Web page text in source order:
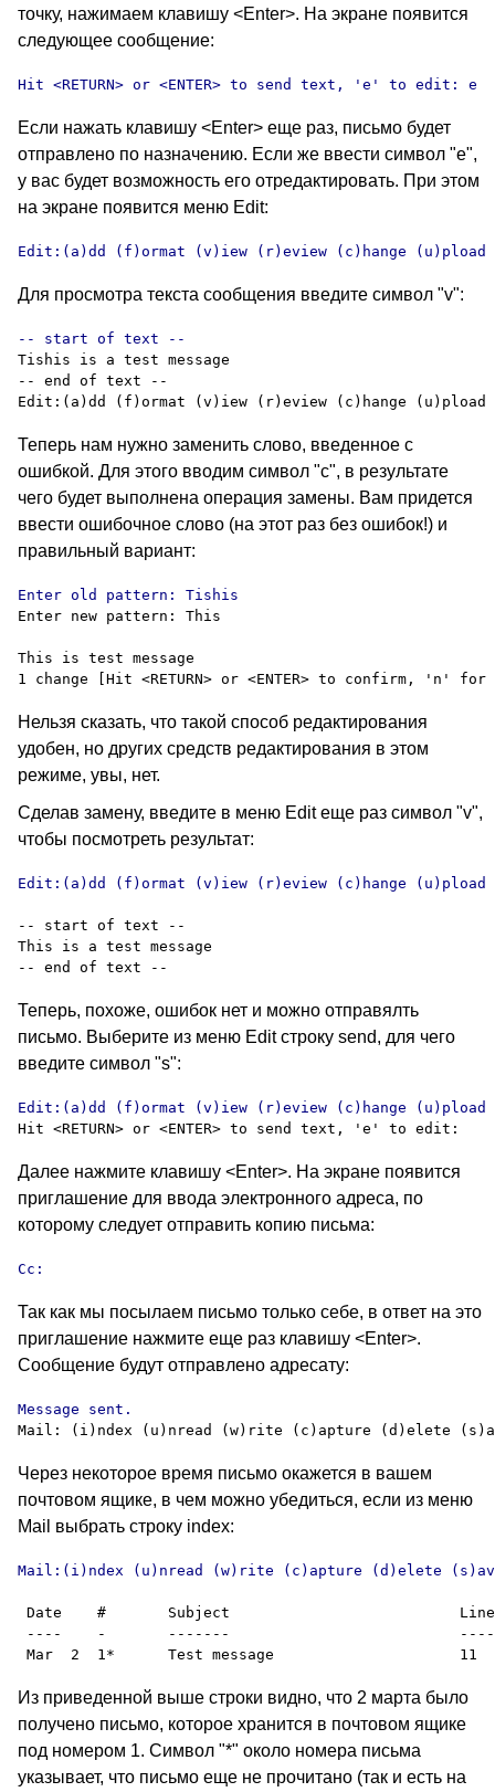
точку, нажимаем клавишу <Enter>. На экране появится
следующее сообщение:
Hit <RETURN> or <ENTER> to send text, 'e' to edit: e
Если нажать клавишу <Enter> еще раз, письмо будет
отправлено по назначению. Если же ввести символ "e",
у вас будет возможность его отредактировать. При этом
на экране появится меню Edit:
Edit:(a)dd (f)ormat (v)iew (r)eview (c)hange
Для просмотра текста сообщения введите символ "v":
Tishis is a test message
-- end of text --
Теперь нам нужно заменить слово, введенное с
ошибкой. Для этого вводим символ "c", в результате
чего будет выполнена операция замены. Вам придется
ввести ошибочное слово (на этот раз без ошибок!) и
правильный вариант:
Enter new pattern: This
This is test message
Нельзя сказать, что такой способ редактирования
удобен, но других средств редактирования в этом
режиме, увы, нет.
Сделав замену, введите в меню Editеще раз символ "v",
чтобы посмотреть результат:
Edit:(a)dd (f)ormat (v)iew (r)eview (c)hange
-- start of text --
This is a test message
Теперь, похоже, ошибок нет и можно отправялть
письмо. Выберите из меню Editстроку send, для чего
введите символ "s":
Далее нажмите клавишу <Enter>. На экране появится
приглашение для ввода электронного адреса, по
которому следует отправить копию письма:
Cc:
Так как мы посылаем письмо только себе, в ответ на это
приглашение нажмите еще раз клавишу <Enter>.
Сообщение будут отправлено адресату:
Через некоторое время письмо окажется в вашем
почтовом ящике, в чем можно убедиться, если из меню
Mail выбрать строку index:
Mail:(i)ndex (u)nread (w)rite (c)apture (d)elete
Date    #       Subject                          Lines
----    -       -------
Из приведенной выше строки видно, что 2 марта было
получено письмо, которое хранится в почтовом ящике
под номером 1. Символ "*" около номера письма
указывает, что письмо еще не прочитано (так и есть на